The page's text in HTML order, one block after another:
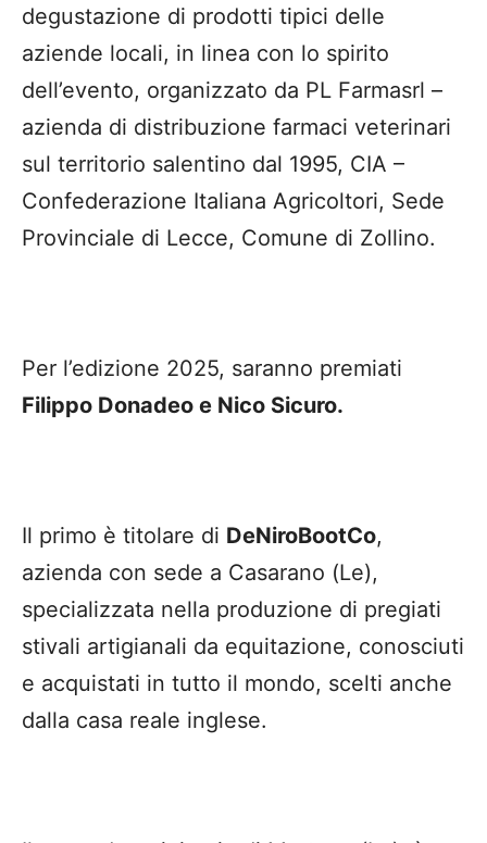
degustazione di prodotti tipici delle
aziende locali, in linea con lo spirito
dell’evento, organizzato da PL Farmasrl –
azienda di distribuzione farmaci veterinari
sul territorio salentino dal 1995, CIA –
Confederazione Italiana Agricoltori, Sede
Provinciale di Lecce, Comune di Zollino.
Per l’edizione 2025, saranno premiati
Filippo Donadeo e Nico Sicuro.
Il primo è titolare di DeNiroBootCo,
azienda con sede a Casarano (Le),
specializzata nella produzione di pregiati
stivali artigianali da equitazione, conosciuti
e acquistati in tutto il mondo, scelti anche
dalla casa reale inglese.